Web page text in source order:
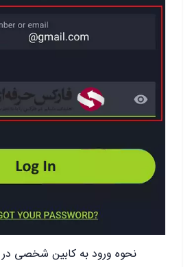
نحوه ورود به کابین شخصی در